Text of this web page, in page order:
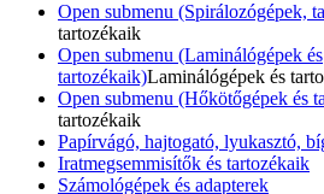
Open submenu (Spirálozógépek,
tartozékaik
Open submenu (Laminálógépek és
tartozékaik)Laminálógépek és
Open submenu (Hőkötőgépek és
tartozékaik
Papírvágó, hajtogató, lyukasztó,
Iratmegsemmisítők és tartozékaik
Számológépek és adapterek